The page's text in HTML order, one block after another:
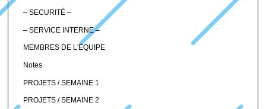
– SECURITÉ –
– SERVICE INTERNE –
MEMBRES DE L'EQUIPE
Notes
PROJETS / SEMAINE 1
PROJETS / SEMAINE 2